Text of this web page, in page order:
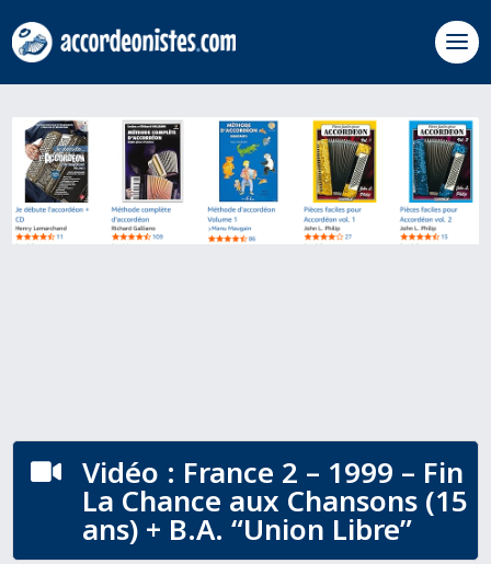
 Vidéo : France 2 – 1999 – Fin
La Chance aux Chansons (15
ans) + B.A. “Union Libre”